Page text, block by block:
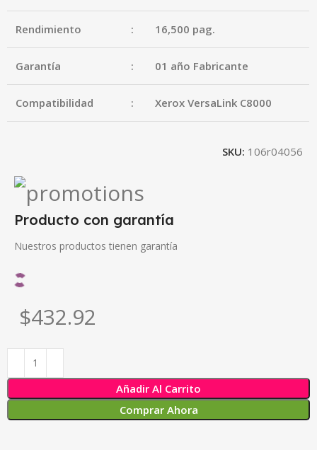
Rendimiento : 16,500 pag.
Garantía : 01 año Fabricante
Compatibilidad : Xerox VersaLink C8000
SKU: 106r04056
Producto con garantía
Nuestros productos tienen garantía
$432.92
Añadir Al Carrito
Comprar Ahora